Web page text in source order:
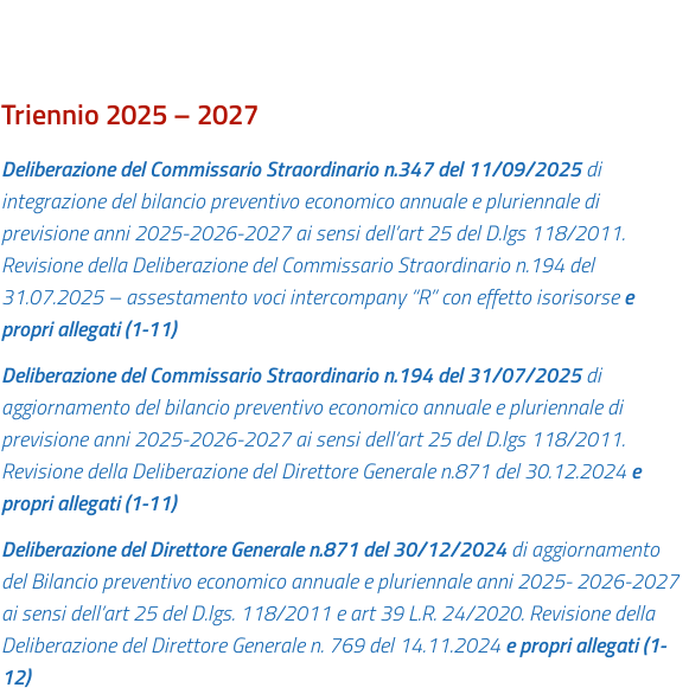
Triennio 2025 – 2027
Deliberazione del Commissario Straordinario n.347 del 11/09/2025di
integrazione del bilancio preventivo economico annuale e pluriennale di
previsione anni 2025-2026-2027 ai sensi dell’art 25 del D.lgs 118/2011.
Revisione della Deliberazione del Commissario Straordinario n.194 del
31.07.2025 – assestamento voci intercompany “R” con effetto isorisorsee
propri allegati (1-11)
Deliberazione del Commissario Straordinario n.194 del 31/07/2025di
aggiornamento del bilancio preventivo economico annuale e pluriennale di
previsione anni 2025-2026-2027 ai sensi dell’art 25 del D.lgs 118/2011.
Revisione della Deliberazione del Direttore Generale n.871 del 30.12.2024e
propri allegati (1-11)
Deliberazione delDirettoreGenerale n.871 del 30/12/2024di aggiornamento
del Bilancio preventivo economico annuale e pluriennale anni 2025- 2026-2027
ai sensi dell’art 25 del D.lgs. 118/2011 e art 39 L.R. 24/2020. Revisione della
Deliberazione del Direttore Generale n. 769 del 14.11.2024e propri allegati (1-
12)